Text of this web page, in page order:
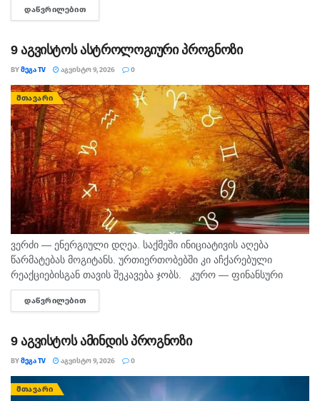
შინაგან საქმეთა სამინისტროს თბილისის პოლიციის
ᲓᲐᲬᲕᲠᲘᲚᲔᲑᲘᲗ
9 აგვისტოს ასტროლოგიური პროგნოზი
BYᲛᲔᲒᲐ TV ᲐᲒᲕᲘᲡᲢᲝ 9, 2026 0
ᲛᲗᲐᲕᲐᲠᲘ
ვერძი — ენერგიული დღეა. საქმეში ინიციატივის აღება
წარმატებას მოგიტანს. ურთიერთობებში კი აჩქარებული
რეაქციებისგან თავის შეკავება ჯობს. კურო — ფინანსური
საკითხების მოსაგვარებლად კარგი დღეა. შეიძლება
საინტერესო შესაძლებლობა გამოჩნდეს. პირად ცხოვრებაში...
ᲓᲐᲬᲕᲠᲘᲚᲔᲑᲘᲗ
9 აგვისტოს ამინდის პროგნოზი
BYᲛᲔᲒᲐ TV ᲐᲒᲕᲘᲡᲢᲝ 9, 2026 0
ᲛᲗᲐᲕᲐᲠᲘ